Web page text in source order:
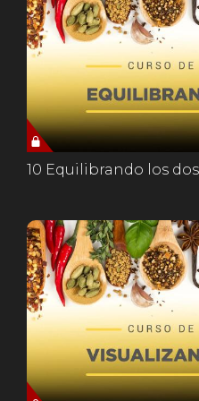
10 Equilibrando los